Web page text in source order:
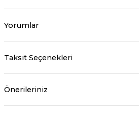
Yorumlar
Taksit Seçenekleri
Önerileriniz